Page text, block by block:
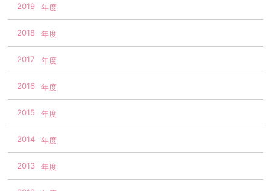
2019
2018
2017
2016
2015
2014
2013